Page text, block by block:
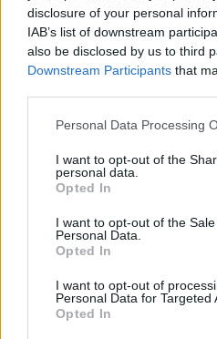
disclosure of your personal
IAB’s list of downstream
also be disclosed by us to third
Downstream Participants that
Please note that this website/
not limited to your visit or usage
grant or deny consent to
use your data for below
consent section.
Personal Data Processing
I want to opt-out of the
personal data.
Opted In
I want to opt-out of the
Personal Data.
Opted In
I want to opt-out of
Personal Data for Targeted
Opted In
Ελεύθερη αφέθηκε η
αναβλήθηκε η δίκη
Η αναβολή στη δίκη της γνωστής